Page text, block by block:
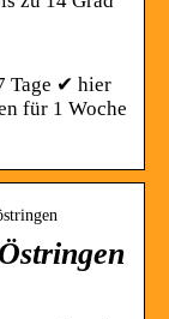
Tage ✔ hier
für 1 Woche